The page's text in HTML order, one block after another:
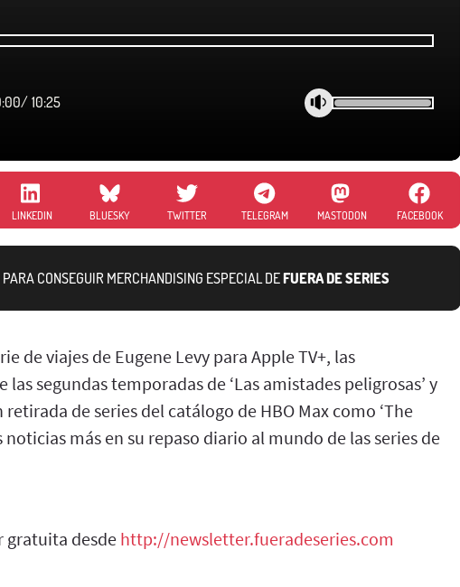
/ 10:25
LINKEDIN BLUESKY TWITTER TELEGRAM MASTODON FACEBOOK
CONSEGUIR MERCHANDISING ESPECIAL DEFUERA DE SERIES
de viajes de Eugene Levy para Apple TV+, las
segundas temporadas de ‘Las amistades peligrosas’ y
retirada de series del catálogo de HBO Max como ‘The
noticias más en su repaso diario al mundo de las series de
gratuita desde http://newsletter.fueradeseries.com